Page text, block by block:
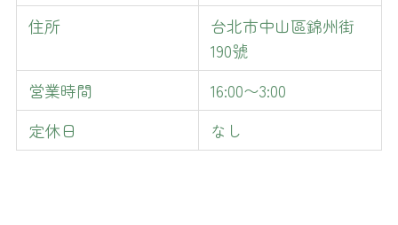
住所
台北市中山區錦州街
190號
営業時間
16:00〜3:00
定休日
なし